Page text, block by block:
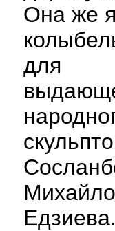
Она же
для